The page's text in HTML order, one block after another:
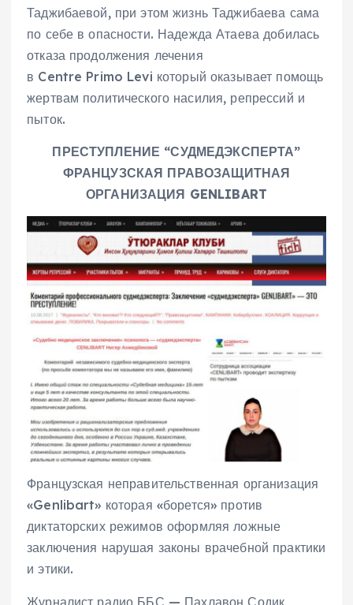
Таджибаевой, при этом жизнь Таджибаева сама
по себе в опасности. Надежда Атаева добилась
отказа продолжения лечения
в Centre Primo Levi который оказывает помощь
жертвам политического насилия, репрессий и
пыток.
ПРЕСТУПЛЕНИЕ “СУДМЕДЭКСПЕРТА”
ФРАНЦУЗСКАЯ ПРАВОЗАЩИТНАЯ
ОРГАНИЗАЦИЯ GENLIBART
Французская неправительственная организация
«Genlibart» которая «борется» против
диктаторских режимов оформляя ложные
заключения нарушая законы врачебной практики
и этики.
Журналист радио ББС — Пахлавон Содик,